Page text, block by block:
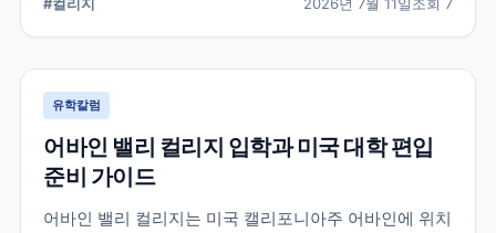
유학칼럼
어바인 밸리 컬리지 입학과 미국 대학 편입
준비 가이드
어바인 밸리 컬리지는 미국 캘리포니아주 어바인에 위치